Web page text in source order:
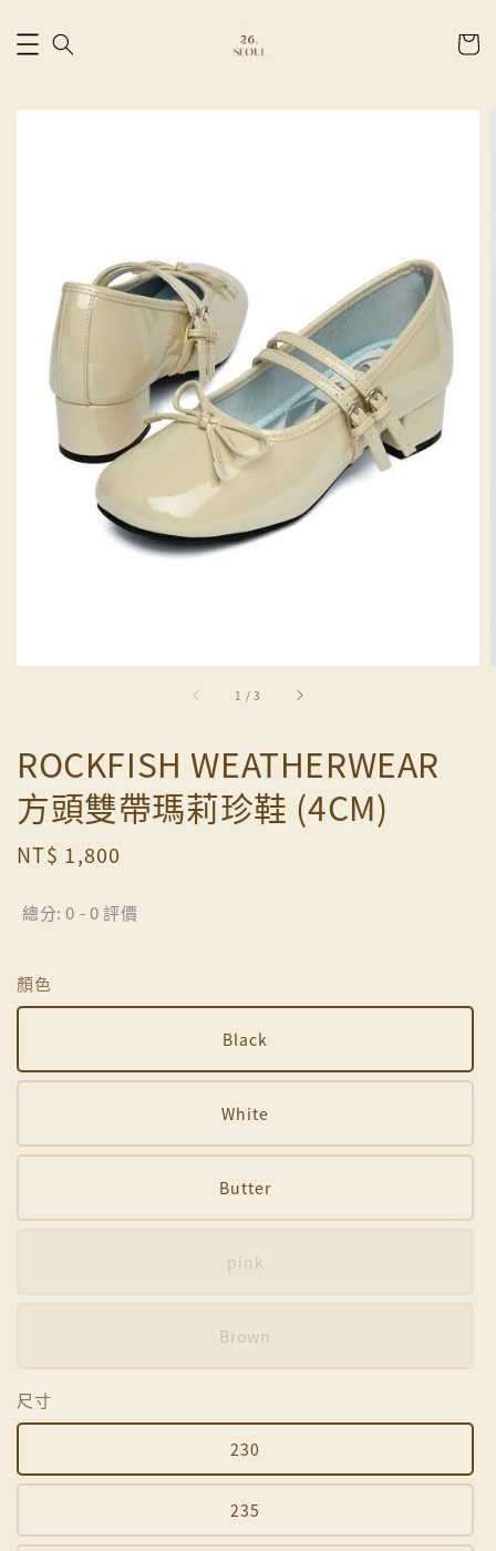
1 /3
ROCKFISH WEATHERWEAR
方頭雙帶瑪莉珍鞋 (4CM)
Regular
NT$ 1,800
總分:0 -0評價
顏色
Black
White
Butter
pink
Brown
尺寸
230
235